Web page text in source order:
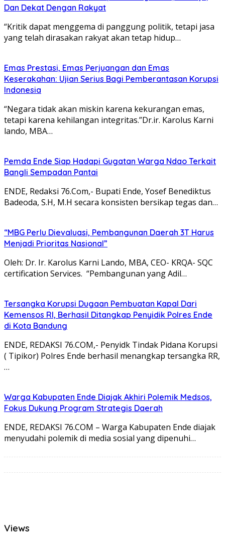
Dan Dekat Dengan Rakyat
“Kritik dapat menggema di panggung politik, tetapi jasa
yang telah dirasakan rakyat akan tetap hidup…
Emas Prestasi, Emas Perjuangan dan Emas
Keserakahan: Ujian Serius Bagi Pemberantasan Korupsi
Indonesia
“Negara tidak akan miskin karena kekurangan emas,
tetapi karena kehilangan integritas.”Dr.ir. Karolus Karni
lando, MBA…
Pemda Ende Siap Hadapi Gugatan Warga Ndao Terkait
Bangli Sempadan Pantai
ENDE, Redaksi 76.Com,- Bupati Ende, Yosef Benediktus
Badeoda, S.H, M.H secara konsisten bersikap tegas dan…
“MBG Perlu Dievaluasi, Pembangunan Daerah 3T Harus
Menjadi Prioritas Nasional”
Oleh: Dr. Ir. Karolus Karni Lando, MBA, CEO- KRQA- SQC
certification Services. “Pembangunan yang Adil…
Tersangka Korupsi Dugaan Pembuatan Kapal Dari
Kemensos RI, Berhasil Ditangkap Penyidik Polres Ende
di Kota Bandung
ENDE, REDAKSI 76.COM,- Penyidk Tindak Pidana Korupsi
( Tipikor) Polres Ende berhasil menangkap tersangka RR,
…
Warga Kabupaten Ende Diajak Akhiri Polemik Medsos,
Fokus Dukung Program Strategis Daerah
ENDE, REDAKSI 76.COM – Warga Kabupaten Ende diajak
menyudahi polemik di media sosial yang dipenuhi…
Views